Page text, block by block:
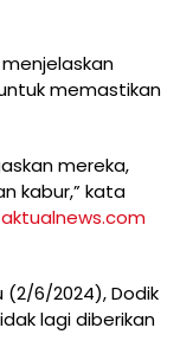
menjelaskan
memastikan
mereka,
kabur,” kata
(2/6/2024), Dodik
lagi diberikan